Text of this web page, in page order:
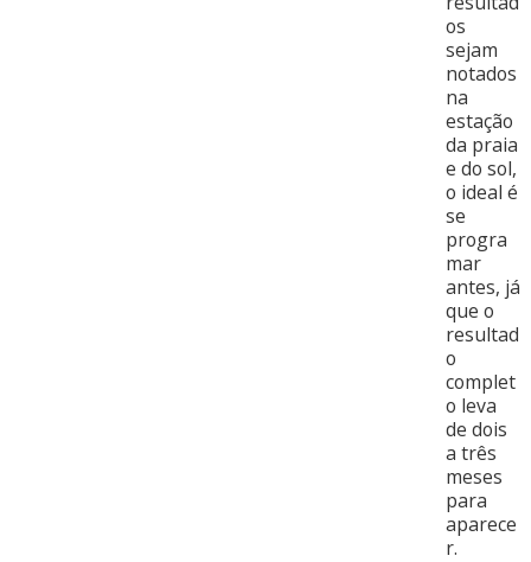
os
sejam
notados
na
estação
da praia
e do sol,
o ideal é
se
progra
mar
antes, já
que o
resultad
o
complet
o leva
de dois
a três
meses
para
aparece
r.